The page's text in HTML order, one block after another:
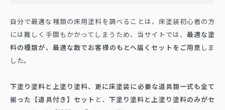
自分で最適な種類の床用塗料を調べることは、床塗装初心者の方
には難しく手間もかかってしまうため、当サイトでは、 最適な塗
料の種類が、最適な数でお客様のもとへ届くセットをご用意 しま
した。
下塗り塗料と上塗り塗料、更に床塗装に必要な道具類一式も全て
揃った【道具付き】セット と、 下塗り塗料と上塗り塗料のみがセ